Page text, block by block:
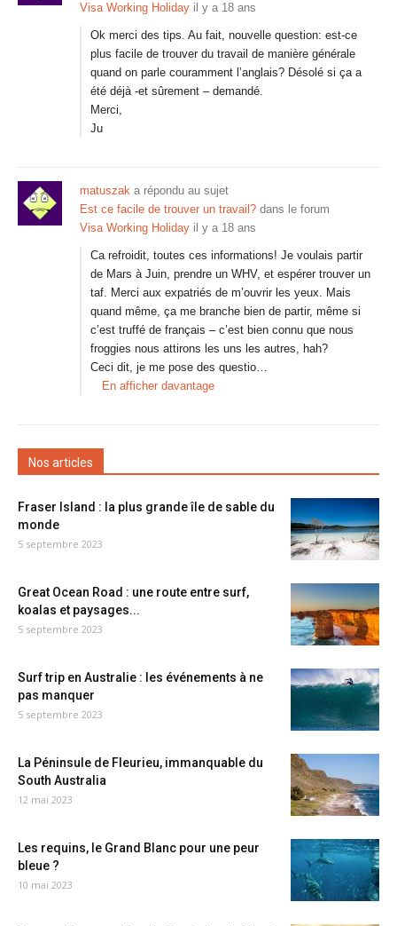
Visa Working Holiday il y a 18 ans
Ok merci des tips. Au fait, nouvelle question: est-ce
plus facile de trouver du travail de manière générale
quand on parle couramment l’anglais? Désolé si ça a
été déjà -et sûrement – demandé.
Merci,
Ju
matuszak a répondu au sujet
Est ce facile de trouver un travail? dans le forum
Visa Working Holiday il y a 18 ans
Ca refroidit, toutes ces informations! Je voulais partir
de Mars à Juin, prendre un WHV, et espérer trouver un
taf. Merci aux expatriés de m’ouvrir les yeux. Mais
quand même, ça me branche bien de partir, même si
c’est truffé de français – c’est bien connu que nous
froggies nous attirons les uns les autres, hah?
Ceci dit, je me pose des questio…
En afficher davantage
Nos articles
Fraser Island : la plus grande île de sable du
monde
5 septembre 2023
Great Ocean Road : une route entre surf,
koalas et paysages...
5 septembre 2023
Surf trip en Australie : les événements à ne
pas manquer
5 septembre 2023
La Péninsule de Fleurieu, immanquable du
South Australia
12 mai 2023
Les requins, le Grand Blanc pour une peur
bleue ?
10 mai 2023